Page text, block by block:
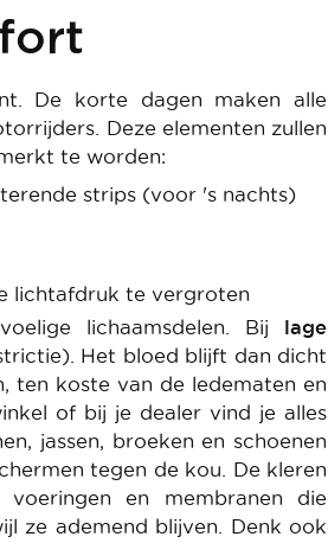
De korte dagen maken alle
Deze elementen zullen
te worden:
strips (voor 's nachts)
lichtafdruk te vergroten
lichaamsdelen. Bij lage
Het bloed blijft dan dicht
ten koste van de ledematen en
of bij je dealer vind je alles
jassen, broeken en schoenen
tegen de kou. De kleren
voeringen en membranen die
ze ademend blijven. Denk ook